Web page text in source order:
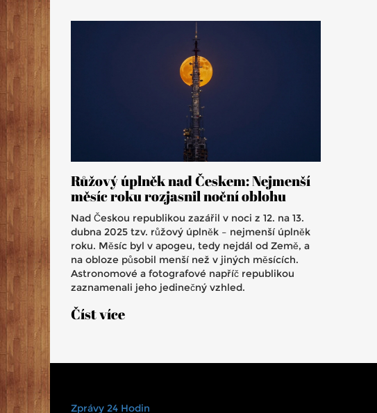
Růžový úplněk nad Českem: Nejmenší
měsíc roku rozjasnil noční oblohu
Nad Českou republikou zazářil v noci z 12. na 13.
dubna 2025 tzv. růžový úplněk – nejmenší úplněk
roku. Měsíc byl v apogeu, tedy nejdál od Země, a
na obloze působil menší než v jiných měsících.
Astronomové a fotografové napříč republikou
zaznamenali jeho jedinečný vzhled.
Číst více
Zprávy 24 Hodin